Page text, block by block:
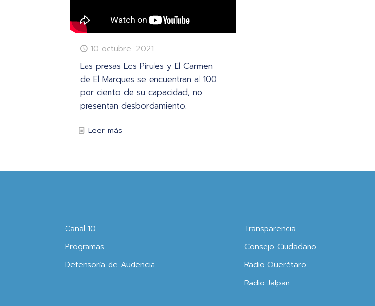
10 octubre, 2021
Las presas Los Pirules y El Carmen
de El Marques se encuentran al 100
por ciento de su capacidad; no
presentan desbordamiento.
Leer más
Canal 10
Programas
Defensoría de Audencia
Transparencia
Consejo Ciudadano
Radio Querétaro
Radio Jalpan